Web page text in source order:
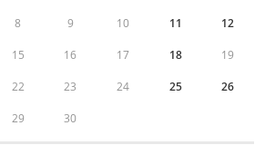
8 9 10 11 12
15 16 17 18 19
22 23 24 25 26
29 30